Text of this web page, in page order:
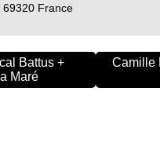
69320 France
Battus +
Maré
Camille